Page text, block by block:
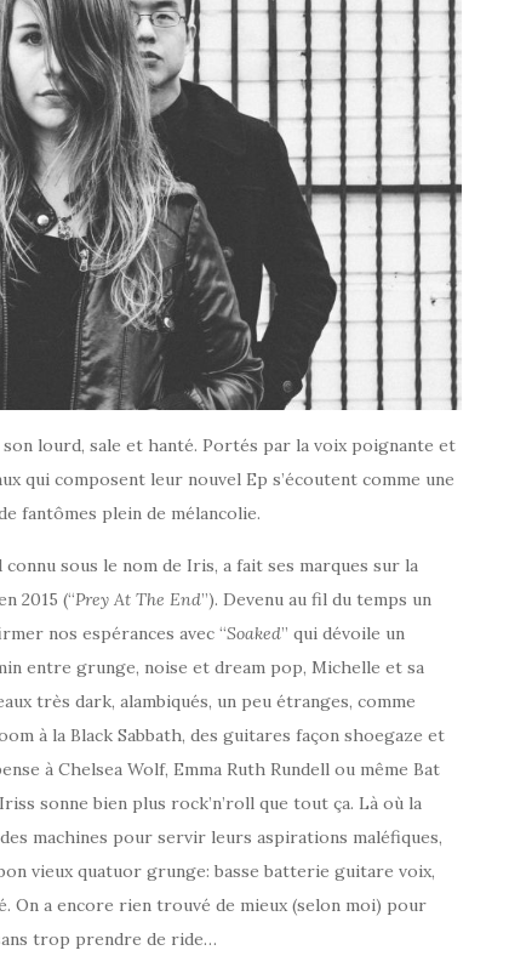
lourd, sale et hanté. Portés par la voix poignante et
qui composent leur nouvel Ep s’écoutent comme une
fantômes plein de mélancolie.
sous le nom de Iris, a fait ses marques sur la
2015 (“Prey At The End”). Devenu au fil du temps un
nos espérances avec “Soaked” qui dévoile un
entre grunge, noise et dream pop, Michelle et sa
très dark, alambiqués, un peu étranges, comme
à la Black Sabbath, des guitares façon shoegaze et
à Chelsea Wolf, Emma Ruth Rundell ou même Bat
sonne bien plus rock’n’roll que tout ça. Là où la
machines pour servir leurs aspirations maléfiques,
vieux quatuor grunge: basse batterie guitare voix,
On a encore rien trouvé de mieux (selon moi) pour
trop prendre de ride…